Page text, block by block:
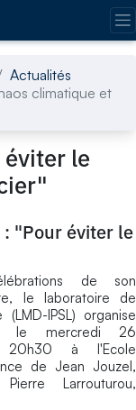
Actualités
climatique et
le
"Pour éviter le
de son
le laboratoire de
IPSL) organise
le mercredi 26
à l'Ecole
de Jean Jouzel,
Larrouturou,